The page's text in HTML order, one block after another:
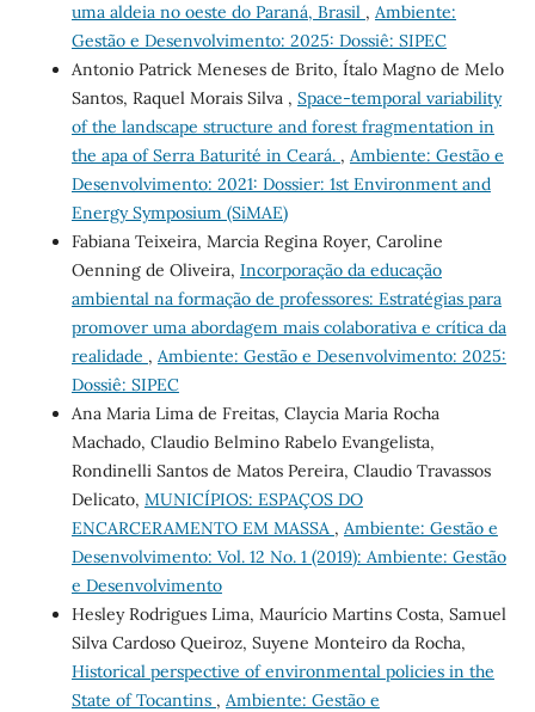
uma aldeia no oeste do Paraná, Brasil , Ambiente:
Gestão e Desenvolvimento: 2025: Dossiê: SIPEC
Antonio Patrick Meneses de Brito, Ítalo Magno de Melo
Santos, Raquel Morais Silva , Space-temporal variability
of the landscape structure and forest fragmentation in
the apa of Serra Baturité in Ceará. , Ambiente: Gestão e
Desenvolvimento: 2021: Dossier: 1st Environment and
Energy Symposium (SiMAE)
Fabiana Teixeira, Marcia Regina Royer, Caroline
Oenning de Oliveira, Incorporação da educação
ambiental na formação de professores: Estratégias para
promover uma abordagem mais colaborativa e crítica da
realidade , Ambiente: Gestão e Desenvolvimento: 2025:
Dossiê: SIPEC
Ana Maria Lima de Freitas, Claycia Maria Rocha
Machado, Claudio Belmino Rabelo Evangelista,
Rondinelli Santos de Matos Pereira, Claudio Travassos
Delicato, MUNICÍPIOS: ESPAÇOS DO
ENCARCERAMENTO EM MASSA , Ambiente: Gestão e
Desenvolvimento: Vol. 12 No. 1 (2019): Ambiente: Gestão
e Desenvolvimento
Hesley Rodrigues Lima, Maurício Martins Costa, Samuel
Silva Cardoso Queiroz, Suyene Monteiro da Rocha,
Historical perspective of environmental policies in the
State of Tocantins , Ambiente: Gestão e